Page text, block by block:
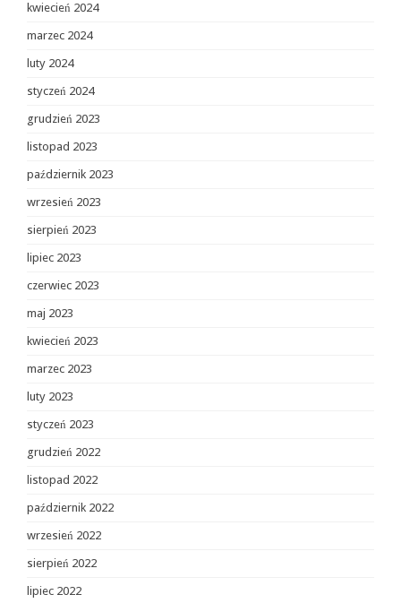
kwiecień 2024
marzec 2024
luty 2024
styczeń 2024
grudzień 2023
listopad 2023
październik 2023
wrzesień 2023
sierpień 2023
lipiec 2023
czerwiec 2023
maj 2023
kwiecień 2023
marzec 2023
luty 2023
styczeń 2023
grudzień 2022
listopad 2022
październik 2022
wrzesień 2022
sierpień 2022
lipiec 2022